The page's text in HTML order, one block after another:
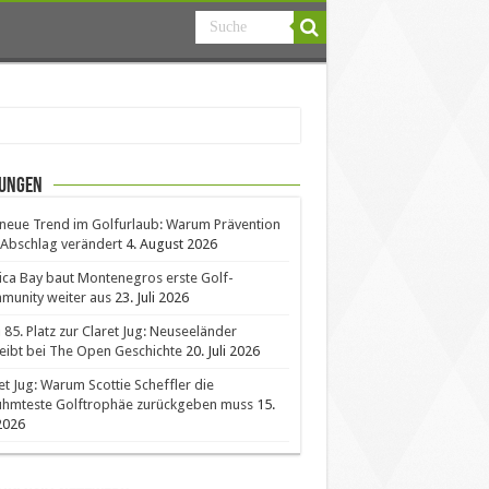
Trend im Golfurlaub: Warum Prävention
verändert 4. August 2026
Bay baut Montenegros erste Golf-
weiter aus 23. Juli 2026
85. Platz zur Claret Jug: Neuseeländer
bei The Open Geschichte 20. Juli 2026
Jug: Warum Scottie Scheffler die
Golftrophäe zurückgeben muss 15.